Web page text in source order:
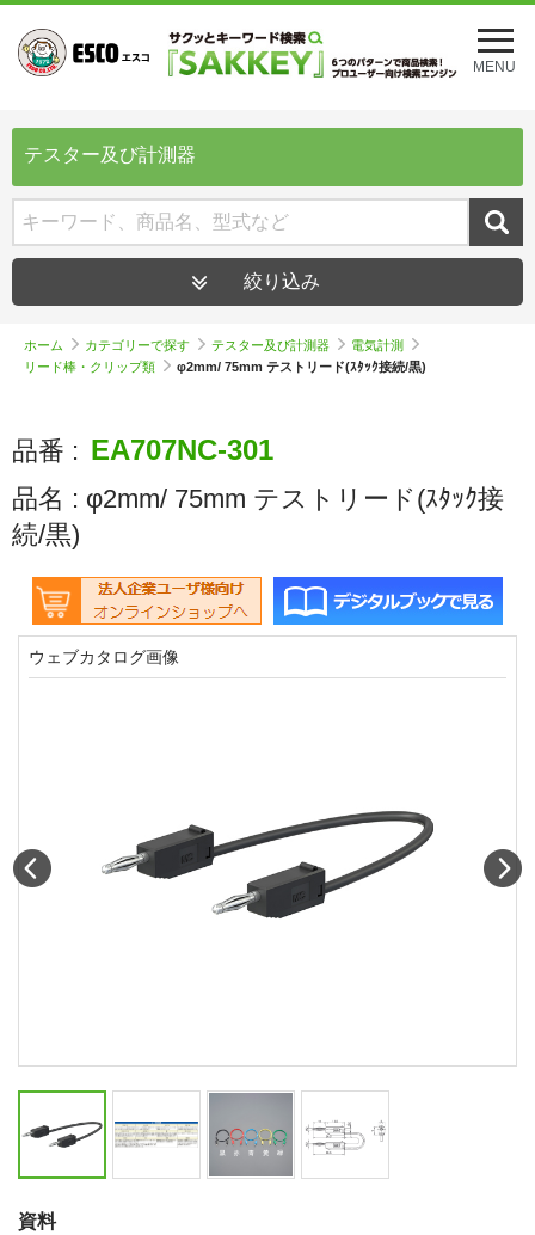
メ
ニ
ュ
を
MENU
テスター及び計測器
絞り込み
ホーム カテゴリーで探す テスター及び計測器
電気計測
リード棒・クリップ類
φ2mm/ 75mm テストリード(ｽﾀｯｸ接続/黒)
品番 : EA707NC-301
品名 : φ2mm/ 75mm テストリード(ｽﾀｯｸ接
続/黒)
ウェブカタログ画像
資料